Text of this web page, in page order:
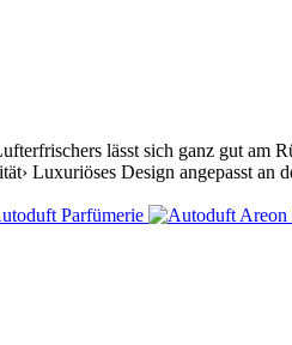
lässt sich ganz gut am
Luxuriöses Design angepasst